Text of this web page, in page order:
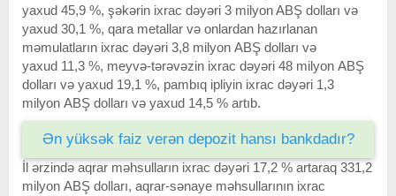
yaxud 45,9 %, şəkərin ixrac dəyəri 3 milyon ABŞ dolları və
yaxud 30,1 %, qara metallar və onlardan hazırlanan
məmulatların ixrac dəyəri 3,8 milyon ABŞ dolları və
yaxud 11,3 %, meyvə-tərəvəzin ixrac dəyəri 48 milyon ABŞ
dolları və yaxud 19,1 %, pambıq ipliyin ixrac dəyəri 1,3
milyon ABŞ dolları və yaxud 14,5 % artıb.
Ən yüksək faiz verən depozit hansı bankdadır?
İl ərzində aqrar məhsulların ixrac dəyəri 17,2 % artaraq 331,2
milyon ABŞ dolları, aqrar-sənaye məhsullarının ixrac